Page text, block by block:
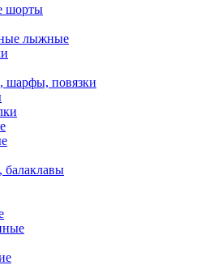
шорты
лыжные
шарфы, повязки